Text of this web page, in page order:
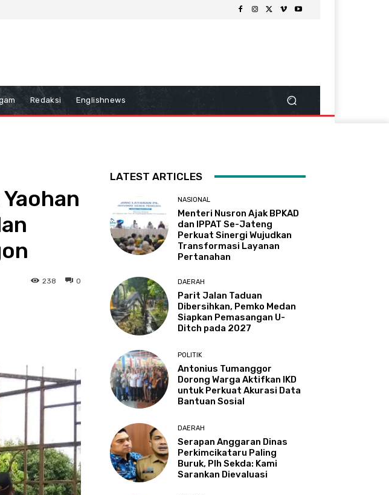
Redaksi Englishnews
0
238
LATEST ARTICLES
NASIONAL
Menteri Nusron Ajak BPKAD
dan IPPAT Se-Jateng
Perkuat Sinergi Wujudkan
Transformasi Layanan
Pertanahan
DAERAH
Parit Jalan Taduan
Dibersihkan, Pemko Medan
Siapkan Pemasangan U-
Ditch pada 2027
POLITIK
Antonius Tumanggor
Dorong Warga Aktifkan IKD
untuk Perkuat Akurasi Data
Bantuan Sosial
DAERAH
Serapan Anggaran Dinas
Perkimcikataru Paling
Buruk, Plh Sekda: Kami
Sarankan Dievaluasi